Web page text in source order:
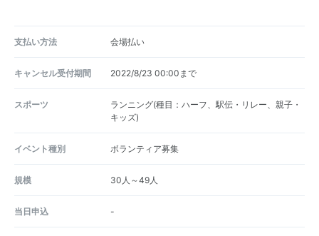
支払い方法 会場払い
キャンセル受付期間 2022/8/23 00:00まで
スポーツ
ランニング(種目：ハーフ、駅伝・リレー、親子・
キッズ)
イベント種別 ボランティア募集
規模 30人～49人
当日申込 -